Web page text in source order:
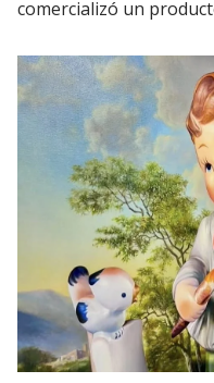
comercializó un